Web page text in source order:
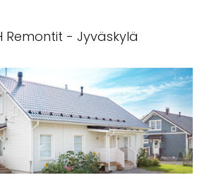
Remontit - Jyväskylä